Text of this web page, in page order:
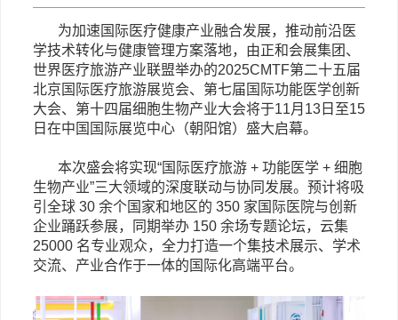
为加速国际医疗健康产业融合发展，推动前沿医
学技术转化与健康管理方案落地， 由正和会展集团、
世界医疗旅游产业联盟举办的2025CMTF第二十五届
北京国际医疗旅游展览会、第七届国际功能医学创新
大会、第十四届细胞生物产业大会将于11月13日至15
日在中国国际展览中心（朝阳馆）盛大启幕。
本次盛会将实现“国际医疗旅游 + 功能医学 + 细胞
生物产业”三大领域的深度联动与协同发展。预计将吸
引全球 30 余个国家和地区的 350 家国际医院与创新
企业踊跃参展，同期举办 150 余场专题论坛， 云集
25000 名专业观众，全力打造一个集技术展示、学术
交流、产业合作于一体的国际化高端平台。